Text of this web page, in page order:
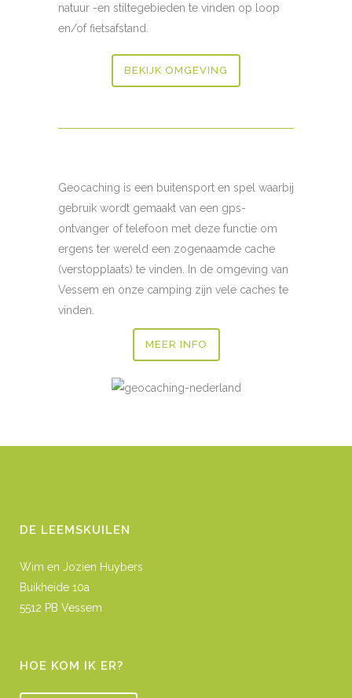
natuur -en stiltegebieden te vinden op loop
en/of fietsafstand.
BEKIJK OMGEVING
Geocaching is een buitensport en spel waarbij
gebruik wordt gemaakt van een gps-
ontvanger of telefoon met deze functie om
ergens ter wereld een zogenaamde cache
(verstopplaats) te vinden. In de omgeving van
Vessem en onze camping zijn vele caches te
vinden.
MEER INFO
DE LEEMSKUILEN
Wim en Jozien Huybers
Buikheide 10a
5512 PB Vessem
HOE KOM IK ER?